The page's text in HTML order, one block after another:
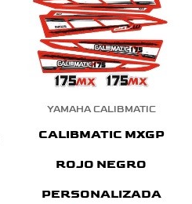
YAMAHA CALIBMATIC
CALIBMATIC MXGP
ROJO NEGRO
PERSONALIZADA